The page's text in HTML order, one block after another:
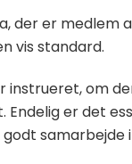
er medlem
vis standard.
om
Endelig er det
samarbejde